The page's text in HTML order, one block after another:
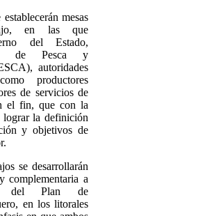
mesas
en las que
del Estado,
de Pesca y
autoridades
productores
de servicios de
el fin, que con la
lograr la definición
y objetivos de
se desarrollarán
complementaria a
del Plan de
en los litorales